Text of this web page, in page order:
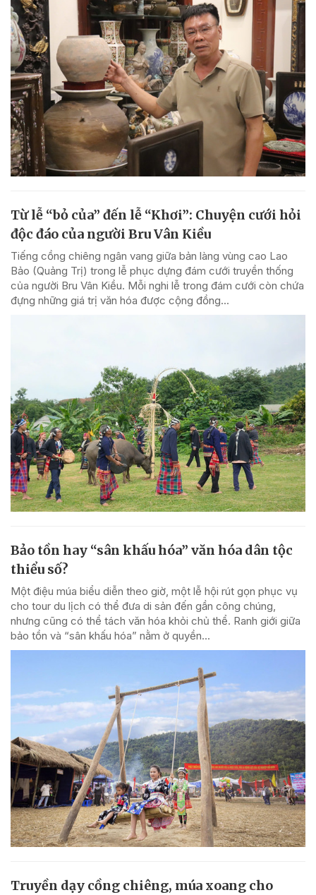
Từ lễ “bỏ của” đến lễ “Khơi”: Chuyện cưới hỏi
độc đáo của người Bru Vân Kiều
Tiếng cồng chiêng ngân vang giữa bản làng vùng cao Lao
Bảo (Quảng Trị) trong lễ phục dựng đám cưới truyền thống
của người Bru Vân Kiều. Mỗi nghi lễ trong đám cưới còn chứa
đựng những giá trị văn hóa được cộng đồng...
Bảo tồn hay “sân khấu hóa” văn hóa dân tộc
thiểu số?
Một điệu múa biểu diễn theo giờ, một lễ hội rút gọn phục vụ
cho tour du lịch có thể đưa di sản đến gần công chúng,
nhưng cũng có thể tách văn hóa khỏi chủ thể. Ranh giới giữa
bảo tồn và “sân khấu hóa” nằm ở quyền...
Truyền dạy cồng chiêng, múa xoang cho